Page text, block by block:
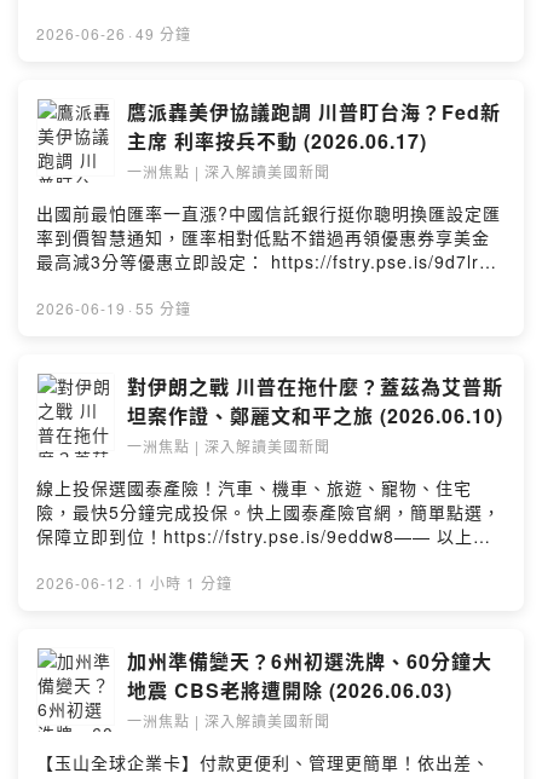
更多一洲焦點：https://reurl.cc/0OZRzM請留言告訴我你
359/commentsPowered by Firstory Hosting
公告為準。—— 以上為 Firstory Podcast 廣告 ——一、
無需經過法官。案件涉及一名劉姓華人，約十年前在新澤
西因販售仿冒品被捕，尚未定罪便離境，川普執政後回美
時遭吊銷綠卡、改發臨時假釋身份。代理律師高光俊（法
拉盛執業）一路打至最高法院仍敗訴。判決影響廣泛——
即使未經定罪，只要有案底紀錄，海關即可自行決定是否
放行，華人社區需格外注意守法。二、紐約初選：左翼崛
起震撼民主黨紐約州初選結果出爐，曼哈頓及北曼哈頓兩
個國會選區均由曼達尼（NYC市長，不到40歲，穆斯林、
DSA成員）支持的候選人勝出。曼哈頓選區現任眾議員
團領袖Espaillat亦遭翻盤。紐約州議會亦新增約14席DSA
支持者。Hakeem Jeffries（眾院少數黨領袖，皇后區）與
Greg Meeks（眾院外交委員會主席，皇后區）勉強保住席
位，但感受到強烈威脅。孟昭文（Grace Meng）以
容忽視。DSA已開始全國布局，目標是2027年黨代表大會
進入民主黨主流，2028年總統大選引爆議題。三、川普以
房屋法案換投票身份法兩黨罕見高票通過《房屋法案》，
措施。川普突然宣布拒簽，要求參議院同步通過《投票身
法案一起泡湯。且國會即將休假，十天內若未簽署、國會
又不開議，房屋法案將自動失效，川普掌握談判主動權。
四、美伊核談判進展與變數美伊60天協議已生效，荷莫茲
海峽恢復通航，油輪陸續通行，全球油價開始下滑，伊朗
20日起恢復售油。雙方談判最大障礙是核鈾問題——美方
2026-06-26 · 49 分鐘
鷹派轟美伊協議跑調 川普盯台海？Fed新
主席 利率按兵不動 (2026.06.17)
一洲焦點 | 深入解讀美國新聞
出國前最怕匯率一直漲?中國信託銀行挺你聰明換匯設定匯
率到價智慧通知，匯率相對低點不錯過再領優惠券享美金
最高減3分等優惠立即設定： https://fstry.pse.is/9d7lrb
情況審慎投資。完整注意事項詳見網站資訊。—— 以上為
但連共和黨鷹派，都有人懷疑內容是否與川普初衷大相徑
庭？川普在盤算什麼，他的下一步是否瞄準台海？今日重
點：00:14 新聯準會的變與不變 利率與人事16:45 紐時焦
點：美伊和談、全紐約為尼克瘋狂17:31 世報焦點：教育
部2職責轉移20:02 川普意難測 美伊和平協議草案 變數很
大世界日報副總編輯魏碧洲從美國觀點，在「一洲焦點」
節目為您分析本周美國熱門話題，每周三美東時間下午2時
YouTube直播。▌ 更多一洲焦點：
https://reurl.cc/0OZRzM請留言告訴我你對這一集的想
359/commentsPowered by Firstory Hosting
2026-06-19 · 55 分鐘
對伊朗之戰 川普在拖什麼？蓋茲為艾普斯
坦案作證、鄭麗文和平之旅 (2026.06.10)
一洲焦點 | 深入解讀美國新聞
線上投保選國泰產險！汽車、機車、旅遊、寵物、住宅
險，最快5分鐘完成投保。快上國泰產險官網，簡單點選，
保障立即到位！https://fstry.pse.is/9eddw8—— 以上為
爾蓋茲為何坐上國會聽證席？鄭麗文訪美釋放哪些訊號？
伊、台擬擴限晶片銷中02:24 尼克馬刺第四戰03:34 美CPI
年增率4.2% 媒體怎麼報09:52 對伊朗之戰 川普在拖什
麼？22:35 初選結果30:55 比爾蓋茲為艾普斯坦案作證
39:40 鄭麗文主席和平之旅的收穫？世界正在變，但真正
的重點常被忽略。從美國視角，帶你看懂這些新聞背後真
2026-06-12 · 1 小時 1 分鐘
加州準備變天？6州初選洗牌、60分鐘大
地震 CBS老將遭開除 (2026.06.03)
一洲焦點 | 深入解讀美國新聞
【玉山全球企業卡】付款更便利、管理更簡單！依出差、